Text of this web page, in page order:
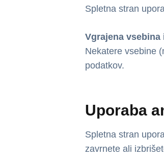
Spletna stran
Vgrajena
Nekatere vsebine
podatkov.
Uporaba
Spletna stran
zavrnete ali